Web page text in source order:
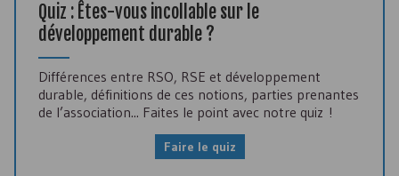
Quiz : Êtes-vous incollable sur le
développement durable ?
Différences entre RSO, RSE et développement
durable, définitions de ces notions, parties prenantes
de l’association... Faites le point avec notre quiz !
Faire le quiz